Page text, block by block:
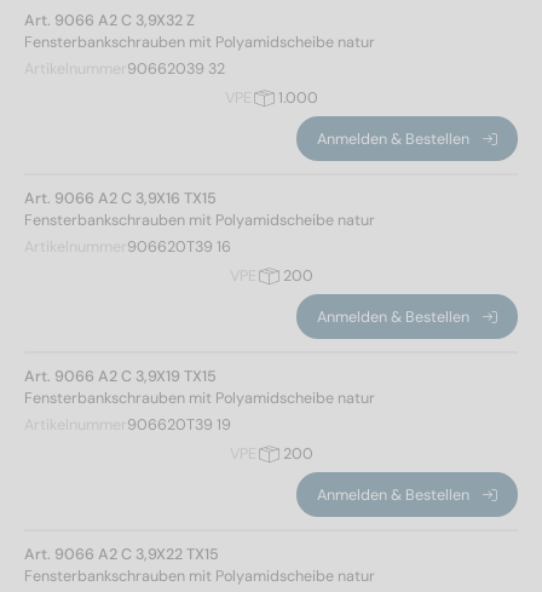
Norm Nr.
Art. 9066 A2 C 3,9X32 Z
Fensterbankschrauben mit Polyamidscheibe natur
Artikelnummer 90662039 32
VPE
1.000
Anmelden & Bestellen
Art. 9066 A2 C 3,9X16 TX15
Fensterbankschrauben mit Polyamidscheibe natur
Artikelnummer 906620T39 16
VPE
200
Anmelden & Bestellen
Art. 9066 A2 C 3,9X19 TX15
Fensterbankschrauben mit Polyamidscheibe natur
Artikelnummer 906620T39 19
VPE
200
Anmelden & Bestellen
Art. 9066 A2 C 3,9X22 TX15
Fensterbankschrauben mit Polyamidscheibe natur